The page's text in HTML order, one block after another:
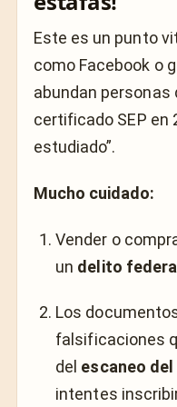
Este es un punto
como Facebook o
abundan
certificado SEP en
estudiado”.
Mucho cuidado:
Vender o
un delito
Los
falsificaciones
del escaneo del
intentes